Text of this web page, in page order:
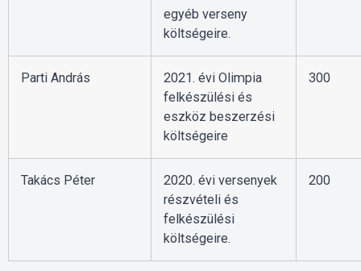
egyéb verseny
költségeire.
Parti András
2021. évi Olimpia
felkészülési és
eszköz beszerzési
költségeire
300
Takács Péter
2020. évi versenyek
részvételi és
felkészülési
költségeire.
200